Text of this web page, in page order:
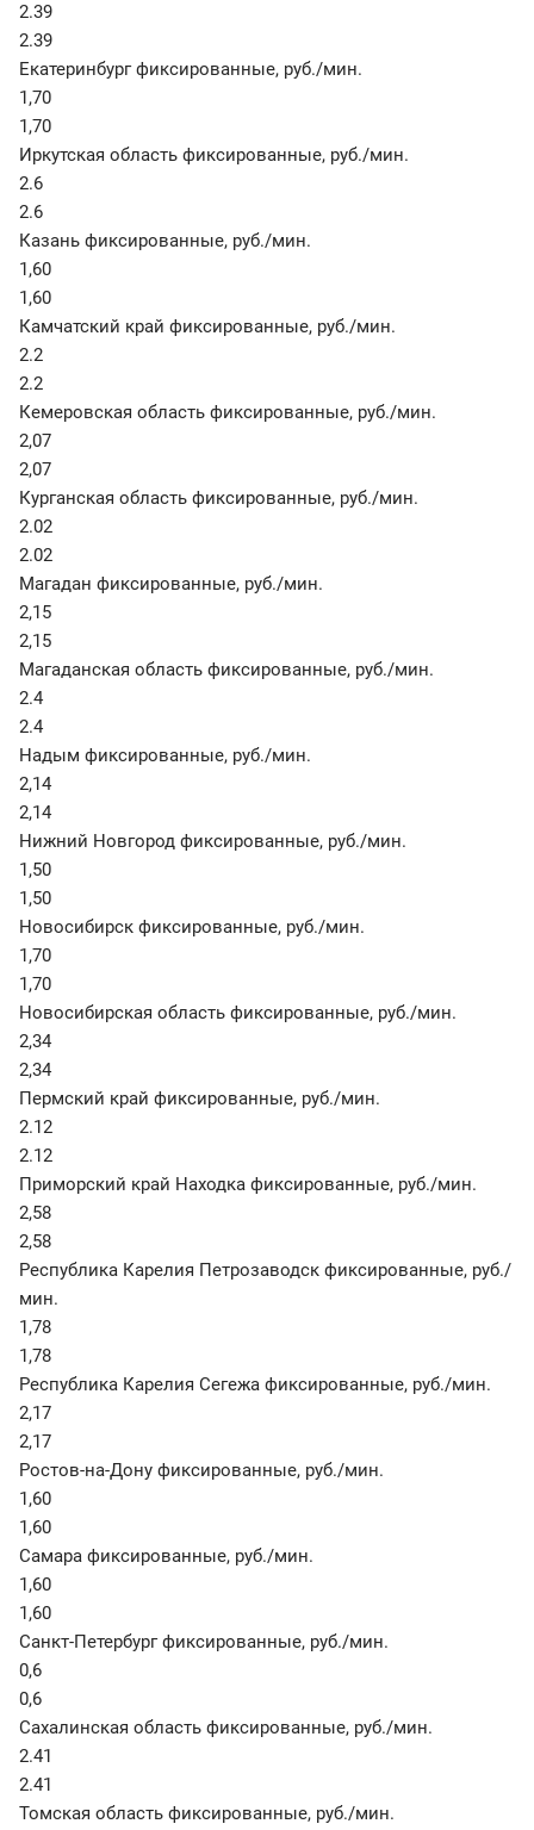
2.39
2.39
Екатеринбург фиксированные, руб./мин.
1,70
1,70
Иркутская область фиксированные, руб./мин.
2.6
2.6
Казань фиксированные, руб./мин.
1,60
1,60
Камчатский край фиксированные, руб./мин.
2.2
2.2
Кемеровская область фиксированные, руб./мин.
2,07
2,07
Курганская область фиксированные, руб./мин.
2.02
2.02
Магадан фиксированные, руб./мин.
2,15
2,15
Магаданская область фиксированные, руб./мин.
2.4
2.4
Надым фиксированные, руб./мин.
2,14
2,14
Нижний Новгород фиксированные, руб./мин.
1,50
1,50
Новосибирск фиксированные, руб./мин.
1,70
1,70
Новосибирская область фиксированные, руб./мин.
2,34
2,34
Пермский край фиксированные, руб./мин.
2.12
2.12
Приморский край Находка фиксированные, руб./мин.
2,58
2,58
Республика Карелия Петрозаводск фиксированные, руб./
мин.
1,78
1,78
Республика Карелия Сегежа фиксированные, руб./мин.
2,17
2,17
Ростов-на-Дону фиксированные, руб./мин.
1,60
1,60
Самара фиксированные, руб./мин.
1,60
1,60
Санкт-Петербург фиксированные, руб./мин.
0,6
0,6
Сахалинская область фиксированные, руб./мин.
2.41
2.41
Томская область фиксированные, руб./мин.